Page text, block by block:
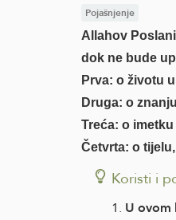
Pojašnjenje
Allahov
dok ne bude
Prva: o životu
Druga: o
Treća: o
Četvrta: o
Koristi i
U